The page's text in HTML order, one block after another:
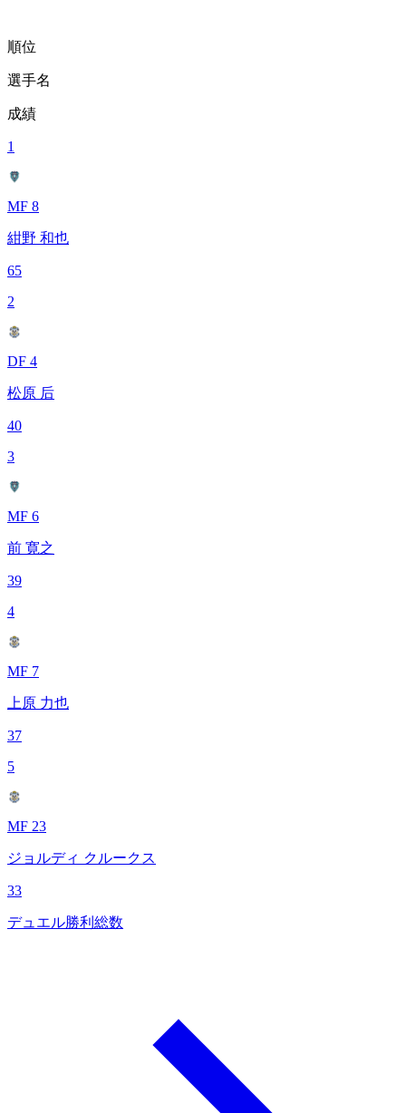
順位
選手名
成績
1
MF 8
紺野 和也
65
2
DF 4
松原 后
40
3
MF 6
前 寛之
39
4
MF 7
上原 力也
37
5
MF 23
ジョルディ クルークス
33
デュエル勝利総数